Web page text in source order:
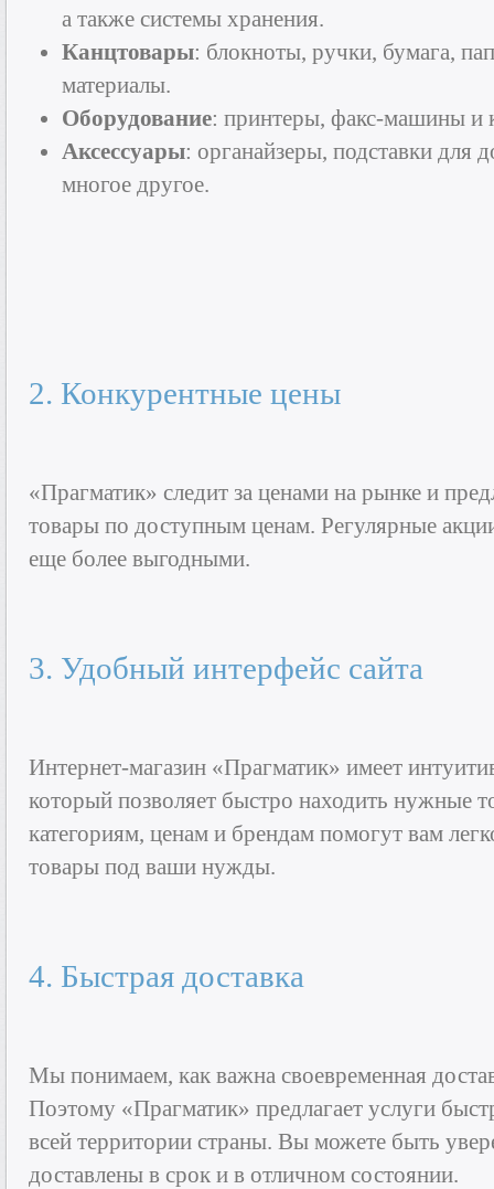
а также системы хранения.
Канцтовары: блокноты, ручки, бумага,
материалы.
Оборудование: принтеры, факс-машины и
Аксессуары: органайзеры, подставки для
многое другое.
2. Конкурентные цены
«Прагматик» следит за ценами на рынке и
товары по доступным ценам. Регулярные
еще более выгодными.
3. Удобный интерфейс сайта
Интернет-магазин «Прагматик» имеет
который позволяет быстро находить нужные
категориям, ценам и брендам помогут вам
товары под ваши нужды.
4. Быстрая доставка
Мы понимаем, как важна своевременная
Поэтому «Прагматик» предлагает услуги
всей территории страны. Вы можете быть
доставлены в срок и в отличном состоянии.